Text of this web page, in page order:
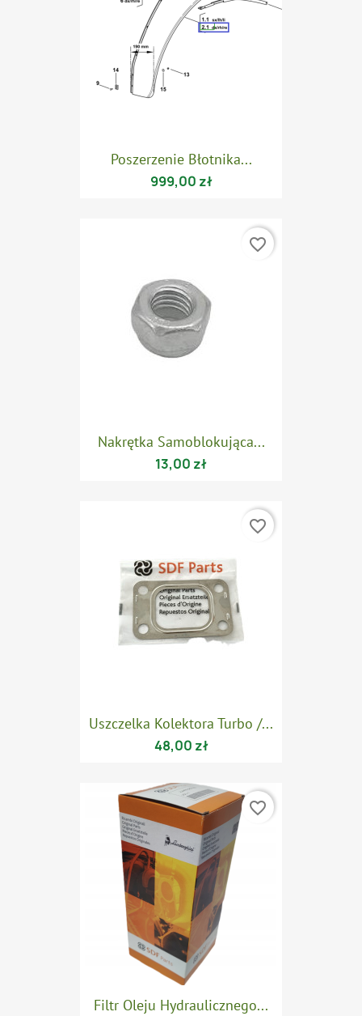
Poszerzenie Błotnika...
999,00 zł
Nakrętka Samoblokująca...
13,00 zł
favorite_border
Uszczelka Kolektora Turbo /...
48,00 zł
favorite_border
Filtr Oleju Hydraulicznego...
favorite_border